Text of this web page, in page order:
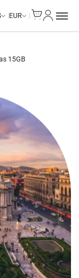
EUR
15GB